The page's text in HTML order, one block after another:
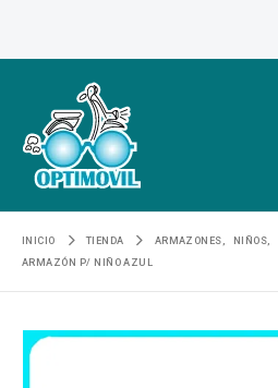
INICIO TIENDA ARMAZONES NIÑOS
ARMAZÓN P/ NIÑO AZUL